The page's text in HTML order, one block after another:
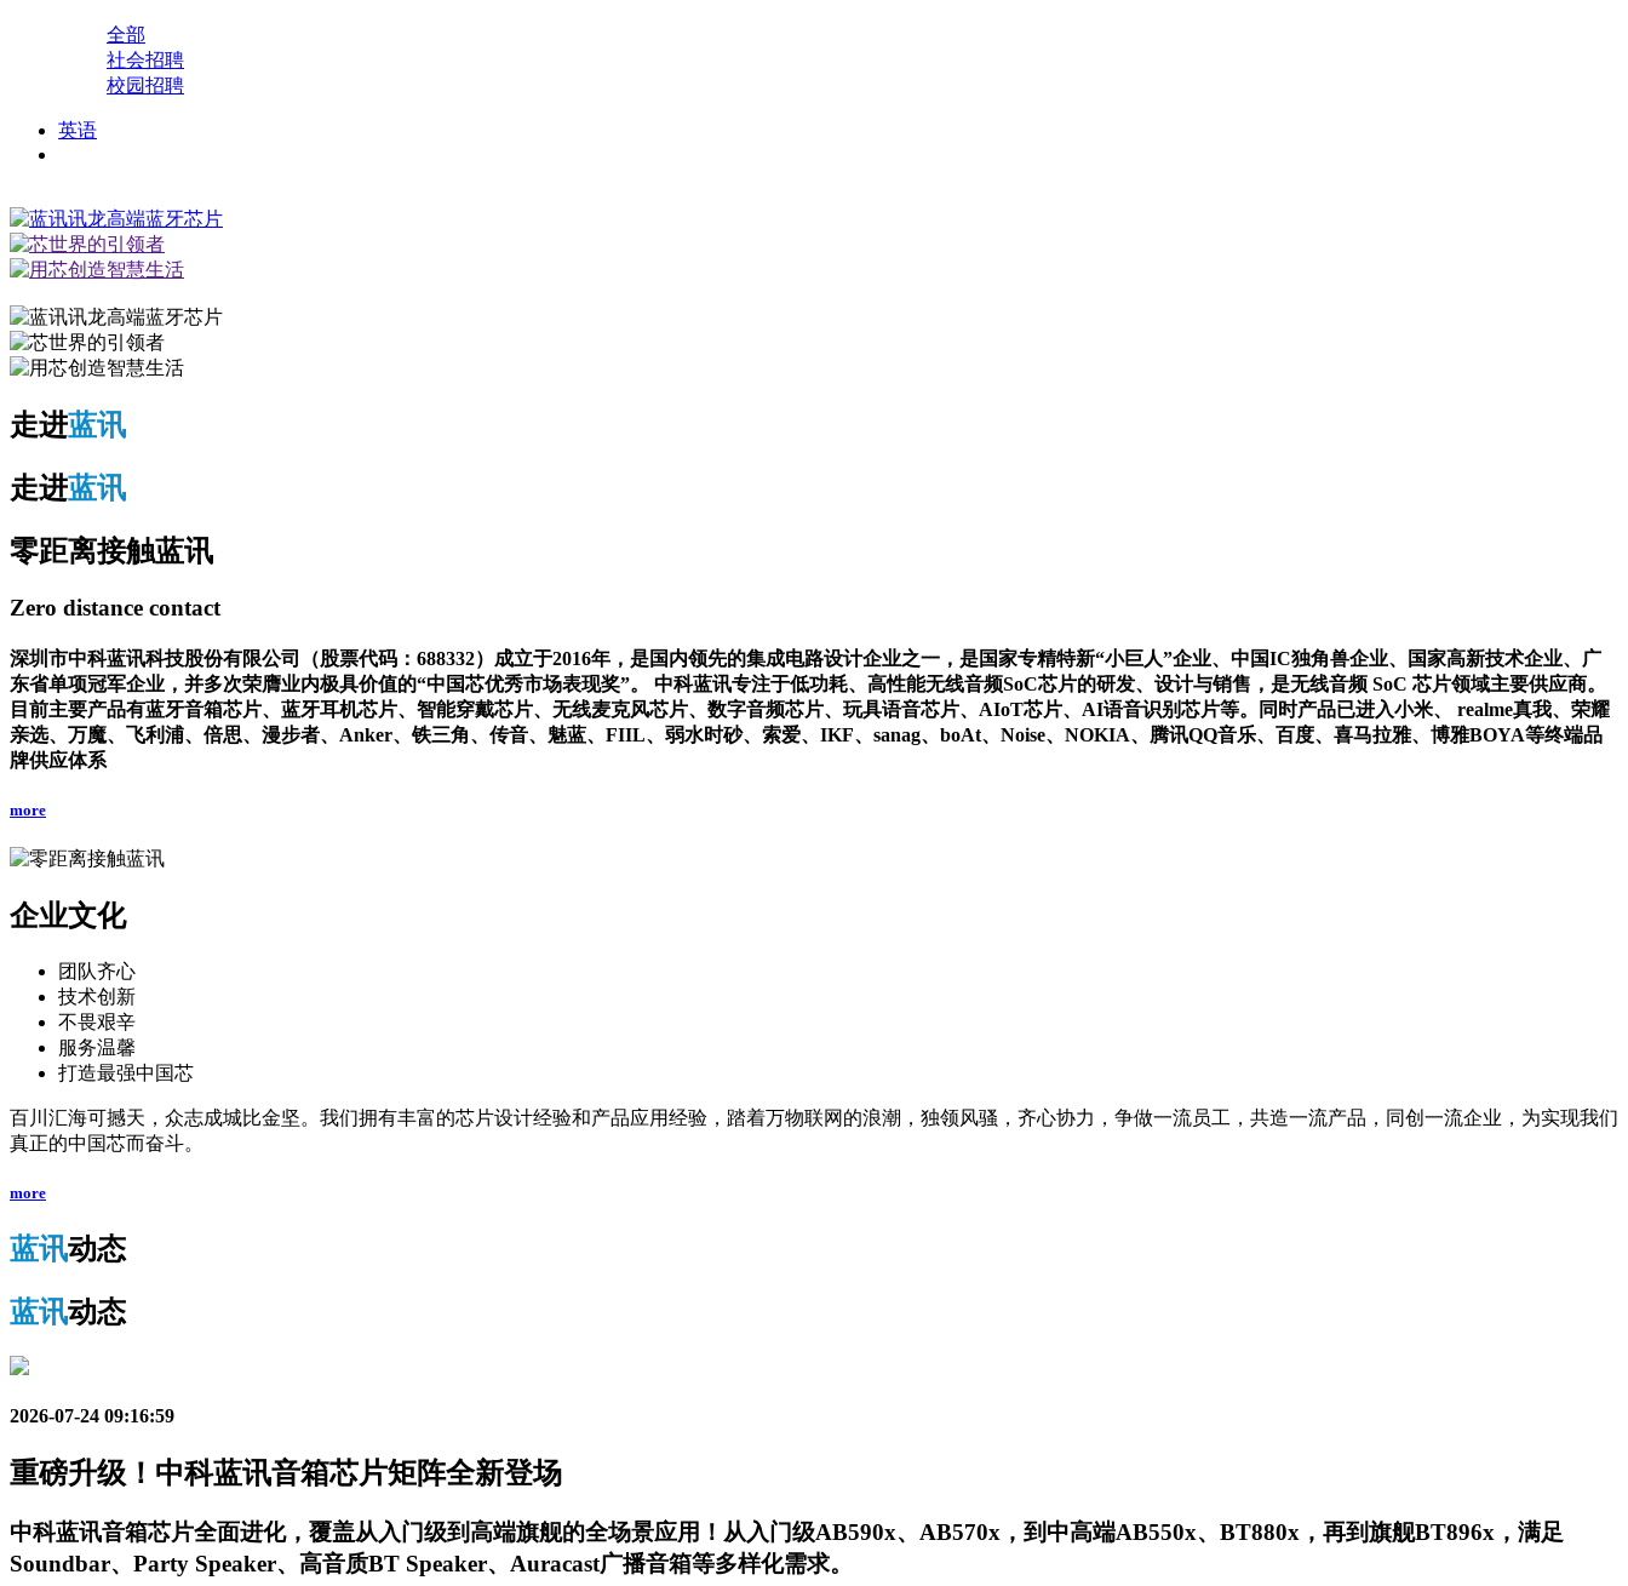
全部
社会招聘
校园招聘
英语
走进蓝讯
走进蓝讯
零距离接触蓝讯
Zero distance contact
深圳市中科蓝讯科技股份有限公司（股票代码：688332）成立于2016年，是国内领先的集成电路设计企业之一，是国家专精特新“小巨人”企业、中国IC独角兽企业、国家高新技术企业、广
东省单项冠军企业，并多次荣膺业内极具价值的“中国芯优秀市场表现奖”。 中科蓝讯专注于低功耗、高性能无线音频SoC芯片的研发、设计与销售，是无线音频 SoC 芯片领域主要供应商。
目前主要产品有蓝牙音箱芯片、蓝牙耳机芯片、智能穿戴芯片、无线麦克风芯片、数字音频芯片、玩具语音芯片、AIoT芯片、AI语音识别芯片等。同时产品已进入小米、 realme真我、荣耀
亲选、万魔、飞利浦、倍思、漫步者、Anker、铁三角、传音、魅蓝、FIIL、弱水时砂、索爱、IKF、sanag、boAt、Noise、NOKIA、腾讯QQ音乐、百度、喜马拉雅、博雅BOYA等终端品
牌供应体系
more
企业文化
团队齐心
技术创新
不畏艰辛
服务温馨
打造最强中国芯
百川汇海可撼天，众志成城比金坚。我们拥有丰富的芯片设计经验和产品应用经验，踏着万物联网的浪潮，独领风骚，齐心协力，争做一流员工，共造一流产品，同创一流企业，为实现我们
真正的中国芯而奋斗。
more
蓝讯动态
蓝讯动态
2026-07-24 09:16:59
重磅升级！中科蓝讯音箱芯片矩阵全新登场
中科蓝讯音箱芯片全面进化，覆盖从入门级到高端旗舰的全场景应用！从入门级AB590x、AB570x，到中高端AB550x、BT880x，再到旗舰BT896x，满足
Soundbar、Party Speaker、高音质BT Speaker、Auracast广播音箱等多样化需求。